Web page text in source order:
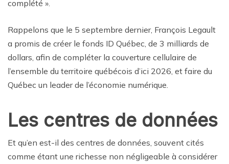
complété ».
Rappelons que le 5 septembre dernier, François Legault
a promis de créer le fonds ID Québec, de 3 milliards de
dollars, afin de compléter la couverture cellulaire de
l’ensemble du territoire québécois d’ici 2026, et faire du
Québec un leader de l’économie numérique.
Les centres de données
Et qu’en est-il des centres de données, souvent cités
comme étant une richesse non négligeable à considérer